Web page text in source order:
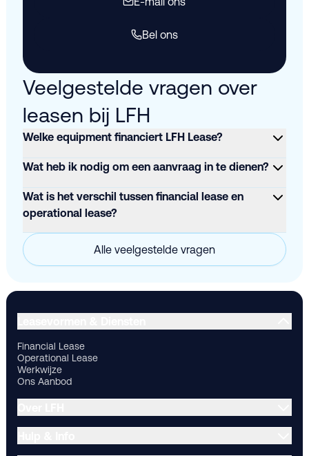
Bel ons
Veelgestelde vragen over
leasen bij LFH
Welke equipment financiert LFH Lease?
Wat heb ik nodig om een aanvraag in te dienen?
Wat is het verschil tussen financial lease en
operational lease?
Alle veelgestelde vragen
Financial Lease
Operational Lease
Werkwijze
Ons Aanbod